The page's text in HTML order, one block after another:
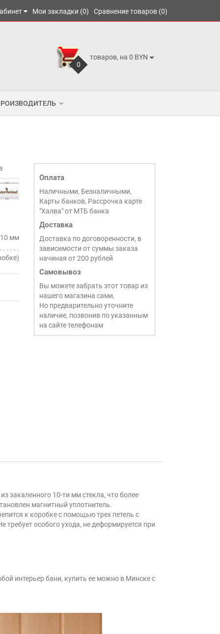
Мои закладки (0) Сравнение товаров (0)
0
товаров, на 0 BYN
10 мм
Оплата
Наличными, Безналичными,
Карты банков, Рассрочка карте
"Халва" от МТБ банка
Доставка
Доставка по договоренности, в
зависимости от суммы заказа
начиная от 200 рублей
Самовывоз
Вы можете забрать этот товар из
нашего магазина сами,
Но предварительно уточните
наличие, позвонив по указанным
на сайте телефонам
закаленного 10-ти мм стекла, что более
магнитный уплотнитель.
к коробке с помощью трех петель с
особого ухода, не деформируется при
интерьер бани, купить ее можно в Минске с